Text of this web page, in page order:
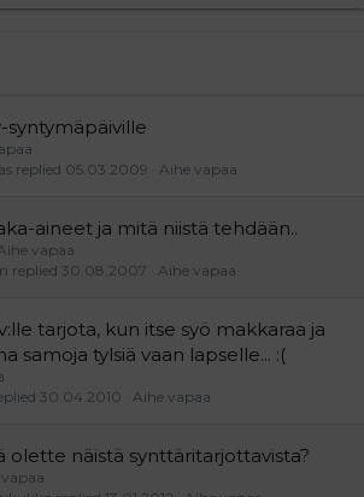
syntymäpäiville
Aihe vapaa
05.03.2009
aineet ja mitä niistä tehdään..
vapaa
Aihe vapaa
30.08.2007
tarjota, kun itse syö makkaraa ja
samoja tylsiä vaan lapselle... :(
Aihe vapaa
30.04.2010
olette näistä synttäritarjottavista?